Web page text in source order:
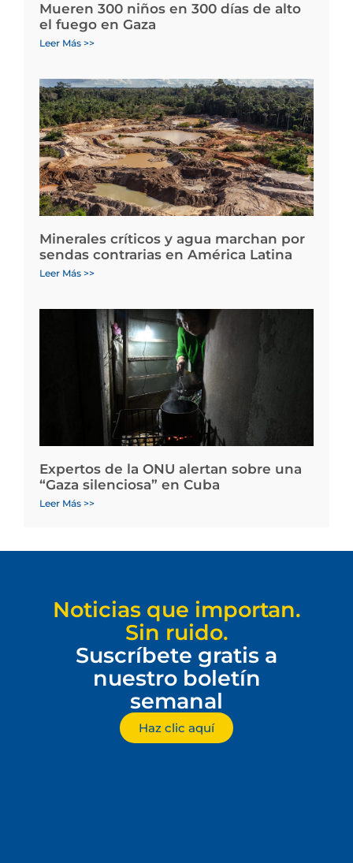
Mueren 300 niños en 300 días de alto
el fuego en Gaza
Leer Más >>
Minerales críticos y agua marchan por
sendas contrarias en América Latina
Leer Más >>
Expertos de la ONU alertan sobre una
“Gaza silenciosa” en Cuba
Leer Más >>
Noticias que importan.
Sin ruido.
Suscríbete gratis a
nuestro boletín
semanal
Haz clic aquí